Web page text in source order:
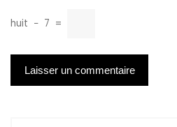
huit − 7 =